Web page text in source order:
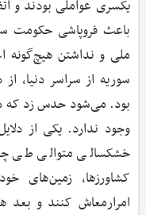
یکسری عواملی بودند و
باعث فروپاشی حکومت
ملی و نداشتن هیچ‌گونه
سوریه از سراسر دنیا،
بود. می‌شود حدس زد که
وجود ندارد. یکی از
خشکسالی متوالی طی
کشاورزها، زمین‌های
امرارمعاش کنند و